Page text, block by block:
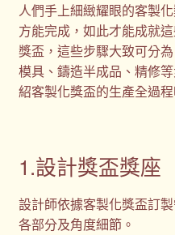
人們手上細緻耀眼的客製
方能完成，如此才能成就
獎盃，這些步驟大致可分
模具、鑄造半成品、精修
紹客製化獎盃的生產全過程
1.設計獎盃獎座
設計師依據客製化獎盃訂
各部分及角度細節。